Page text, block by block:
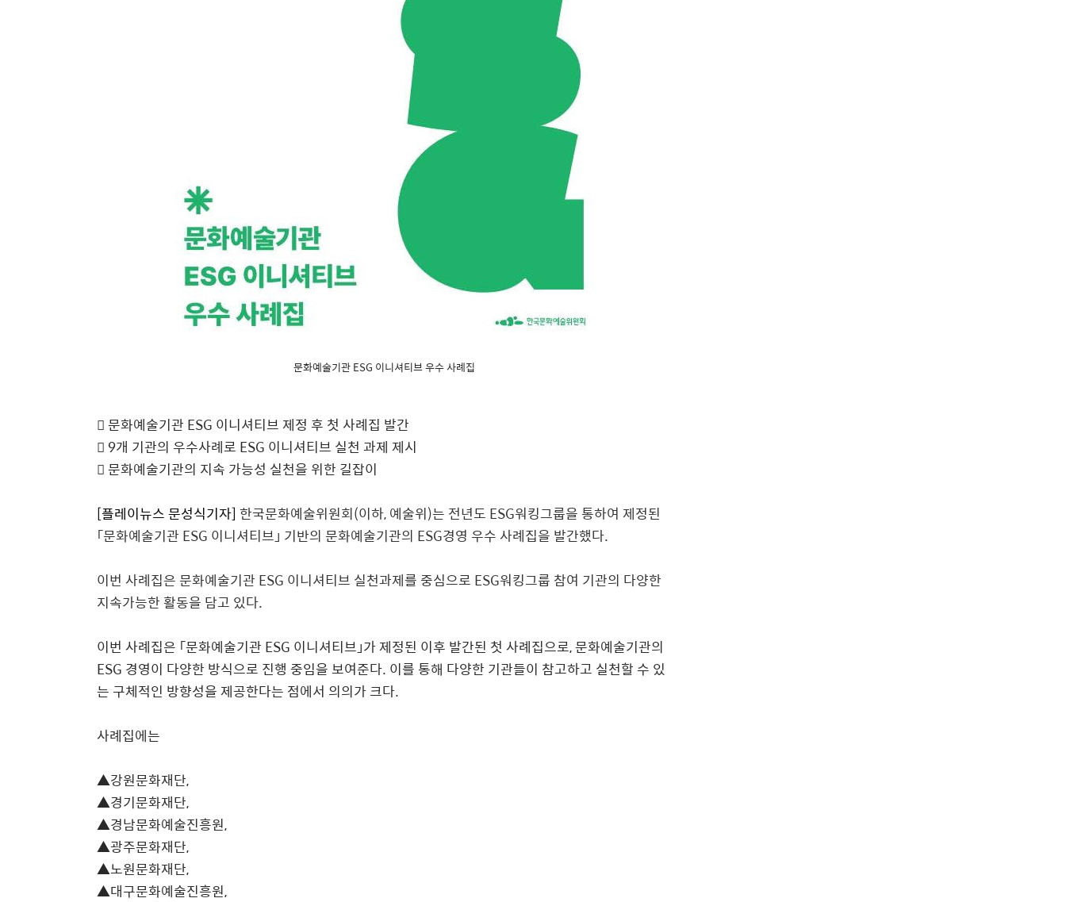
문화예술기관 ESG 이니셔티브 우수 사례집
 문화예술기관 ESG 이니셔티브 제정 후 첫 사례집 발간
 9개 기관의 우수사례로 ESG 이니셔티브 실천 과제 제시
 문화예술기관의 지속 가능성 실천을 위한 길잡이
[플레이뉴스 문성식기자] 한국문화예술위원회(이하,예술위)는 전년도 ESG워킹그룹을 통하여 제정된
「문화예술기관 ESG 이니셔티브」 기반의 문화예술기관의 ESG경영 우수 사례집을 발간했다.
이번 사례집은 문화예술기관 ESG 이니셔티브 실천과제를 중심으로 ESG워킹그룹 참여 기관의 다양한
지속가능한 활동을 담고 있다.
이번 사례집은 「문화예술기관 ESG 이니셔티브」가 제정된 이후 발간된 첫 사례집으로,문화예술기관의
ESG 경영이 다양한 방식으로 진행 중임을 보여준다. 이를 통해 다양한 기관들이 참고하고 실천할 수 있
는 구체적인 방향성을 제공한다는 점에서 의의가 크다.
사례집에는
▲강원문화재단,
▲경기문화재단,
▲경남문화예술진흥원,
▲광주문화재단,
▲노원문화재단,
▲대구문화예술진흥원,